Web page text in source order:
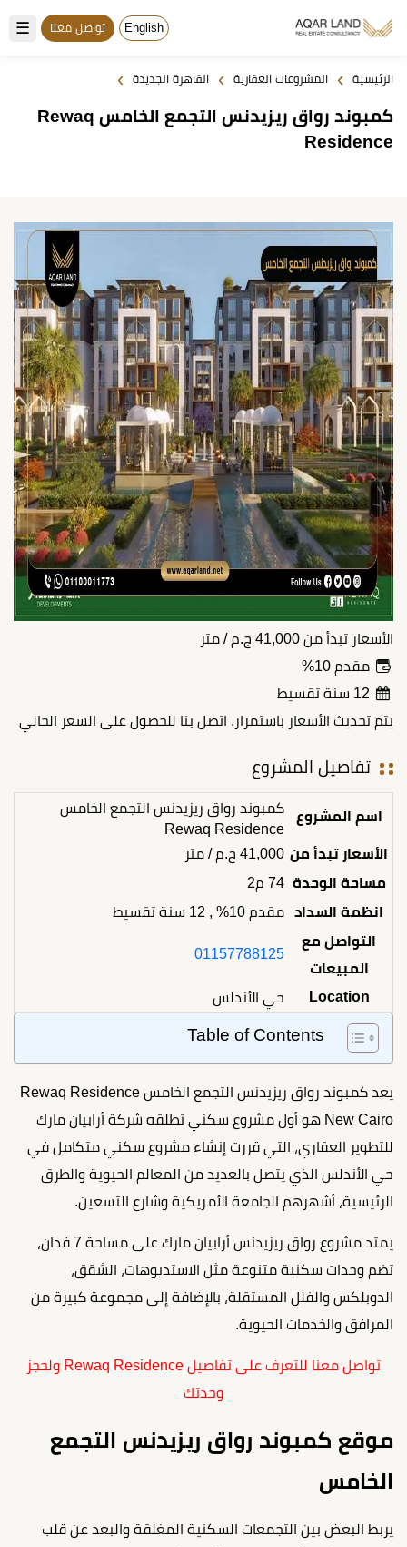
☰ English تواصل معنا
الرئيسية › المشروعات العقارية › القاهرة الجديدة ›
كمبوند رواق ريزيدنس التجمع الخامس Rewaq
Residence
الأسعار تبدأ من 41,000 ج.م / متر
مقدم 10%
يتم تحديث الأسعار باستمرار. اتصل بنا للحصول على السعر الحالي
تفاصيل المشروع
اسم المشروع
كمبوند رواق ريزيدنس التجمع الخامس
Rewaq Residence
الأسعار تبدأ من 41,000 ج.م / متر
مساحة الوحدة 74 م2
انظمة السداد
مقدم 10% , 12 سنة تقسيط
التواصل مع
المبيعات
01157788125
Location حي الأندلس
Table of Contents
يعد كمبوند رواق ريزيدنس التجمع الخامس Rewaq Residence
New Cairo هو أول مشروع سكني تطلقه شركة أرابيان مارك
للتطوير العقاري، التي قررت إنشاء مشروع سكني متكامل في
حي الأندلس الذي يتصل بالعديد من المعالم الحيوية والطرق
الرئيسية، أشهرهم الجامعة الأمريكية وشارع التسعين.
يمتد مشروع رواق ريزيدنس أرابيان مارك على مساحة 7 فدان،
تضم وحدات سكنية متنوعة مثل الاستديوهات، الشقق،
الدوبلكس والفلل المستقلة، بالإضافة إلى مجموعة كبيرة من
المرافق والخدمات الحيوية.
تواصل معنا للتعرف على تفاصيل Rewaq Residence ولحجز
وحدتك
موقع كمبوند رواق ريزيدنس التجمع
الخامس
يربط البعض بين التجمعات السكنية المغلقة والبعد عن قلب